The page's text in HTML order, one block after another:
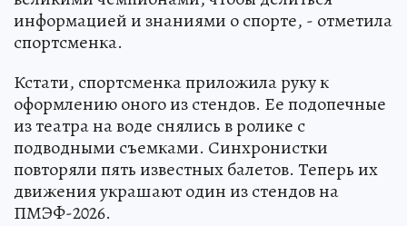
информацией и знаниями о спорте, - отметила
спортсменка.
Кстати, спортсменка приложила руку к
оформлению оного из стендов. Ее подопечные
из театра на воде снялись в ролике с
подводными съемками. Синхронистки
повторяли пять известных балетов. Теперь их
движения украшают один из стендов на
ПМЭФ-2026.